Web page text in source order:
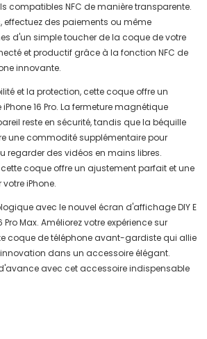
compatibles NFC de manière transparente.
effectuez des paiements ou même
d'un simple toucher de la coque de votre
et productif grâce à la fonction NFC de
innovante.
et la protection, cette coque offre un
16 Pro. La fermeture magnétique
reste en sécurité, tandis que la béquille
une commodité supplémentaire pour
regarder des vidéos en mains libres.
coque offre un ajustement parfait et une
iPhone.
avec le nouvel écran d'affichage DIY E
Pro Max. Améliorez votre expérience sur
coque de téléphone avant-gardiste qui allie
dans un accessoire élégant.
avec cet accessoire indispensable